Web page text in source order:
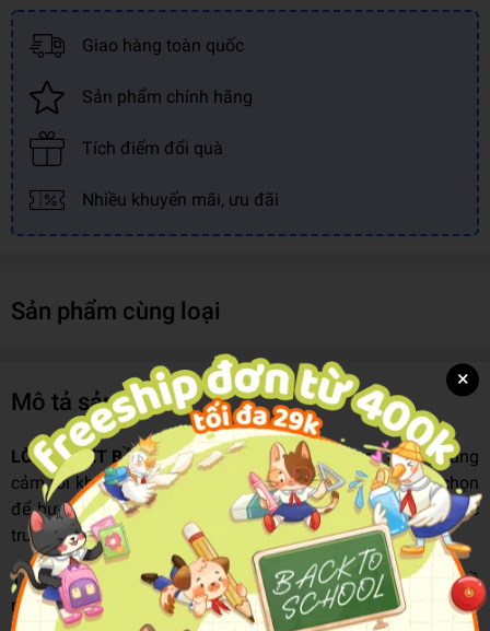
Giao hàng toàn quốc
Sản phẩm chính hãng
Tích điểm đổi quà
Nhiều khuyến mãi, ưu đãi
Sản phẩm cùng loại
Mô tả sản phẩm
LỜI TỪ BIỆT BẦU TRỜIlà hành trình của một cô gái trẻ dũng
cảm rời khỏi vùng an toàn, rẽ lối từ trường chuyên lớp chọn
để bước vào bầu trời – nơi mỗi chuyến bay là một bài học
trưởng thành.
Từ Seoul đến Paris, từ những lời “nghe đồn muôn thuở” về
nghề tiếp viên đến những bữa trưa vội vã giữa lịch bay dày
×